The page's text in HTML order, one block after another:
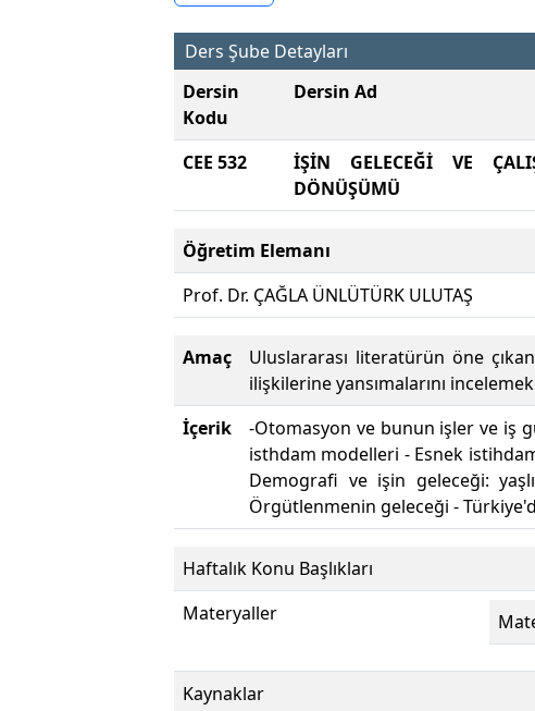
Ders Şube Detayları
Dersin
Kodu
Dersin Ad
CEE 532
İŞİN GELECEĞİ VE
DÖNÜŞÜMÜ
Öğretim Elemanı
Prof. Dr. ÇAĞLA ÜNLÜTÜRK ULUTAŞ
Amaç
Uluslararası literatürün öne
ilişkilerine yansımalarını
İçerik
-Otomasyon ve bunun işler ve iş
isthdam modelleri - Esnek
Demografi ve işin geleceği:
Örgütlenmenin geleceği -
Haftalık Konu Başlıkları
Materyaller
Kaynaklar